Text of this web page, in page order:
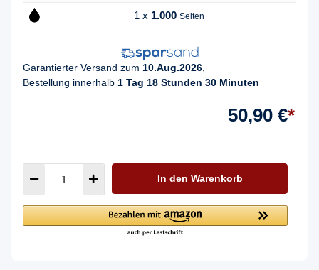
1 x 1.000 Seiten
Garantierter Versand zum 10.Aug.2026
Bestellung innerhalb 1 Tag 18 Stunden 30 Minuten
50,90 €*
In den Warenkorb